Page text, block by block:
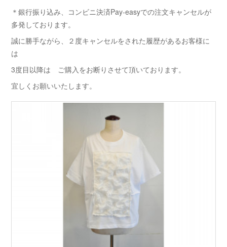
＊銀行振り込み、コンビニ決済Pay-easyでの注文キャンセルが
多発しております。
誠に勝手ながら、２度キャンセルをされた履歴があるお客様に
は
3度目以降は ご購入をお断りさせて頂いております。
宜しくお願いいたします。